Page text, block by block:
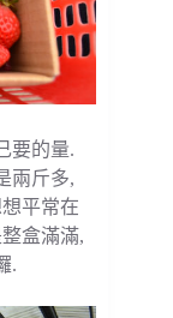
要的量.
兩斤多,
平常在
盒滿滿,
.